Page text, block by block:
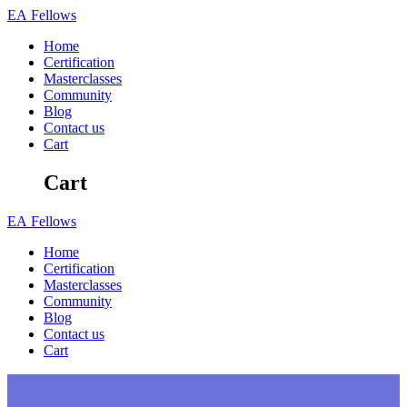
Skip
content
EA Fellows
Home
Certification
Masterclasses
Community
Blog
Contact us
Cart
Cart
EA Fellows
Home
Certification
Masterclasses
Community
Blog
Contact us
Cart